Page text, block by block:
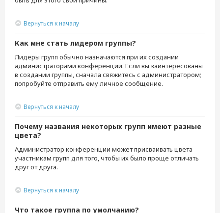
Вернуться к началу
Как мне стать лидером группы?
Лидеры групп обычно назначаются при их создании
администраторами конференции. Если вы заинтересованы
в создании группы, сначала свяжитесь с администратором;
попробуйте отправить ему личное сообщение.
Вернуться к началу
Почему названия некоторых групп имеют разные
цвета?
Администратор конференции может присваивать цвета
участникам групп для того, чтобы их было проще отличать
друг от друга.
Вернуться к началу
Что такое группа по умолчанию?